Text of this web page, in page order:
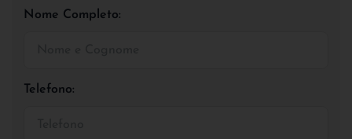
Nome Completo:
Telefono: